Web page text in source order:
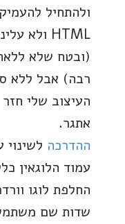
ולהתחיל
(ובטח שלא
רבה) אבל ללא
העיצוב שלי
אתגר.
ההדרכה
עמוד הלוגאין
החלפת לוגו
שדות שם